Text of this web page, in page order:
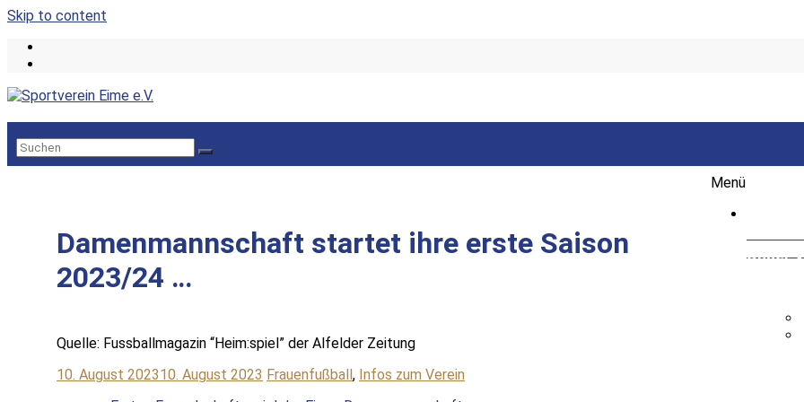
Skip to content
Menü
Unser
Fußball
Damenmannschaft startet ihre erste Saison
2023/24 …
Quelle: Fussballmagazin “Heim:spiel” der Alfelder Zeitung
10. August 202310. August 2023 Frauenfußball, Infos zum Verein